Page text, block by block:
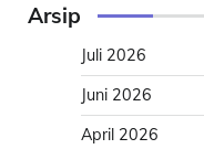
Arsip
Juli 2026
Juni 2026
April 2026